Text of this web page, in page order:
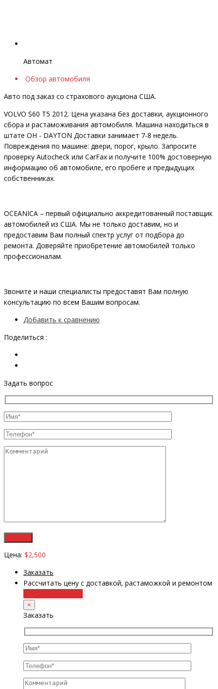
Автомат
Обзор автомобиля
Авто под заказ со страхового аукциона США.
VOLVO S60 T5 2012. Цена указана без доставки, аукционного
сбора и растаможивания автомобиля. Машина находиться в
штате OH - DAYTON Доставки занимает 7-8 недель.
Повреждения по машине: двери, порог, крыло. Запросите
проверку Autocheck или CarFax и получите 100% достоверную
информацию об автомобиле, его пробеге и предыдущих
собственниках.
OCEANIСA – первый официально аккредитованный поставщик
автомобилей из США. Мы не только доставим, но и
предоставим Вам полный спектр услуг от подбора до
ремонта. Доверяйте приобретение автомобилей только
профессионалам.
Звоните и наши специалисты предоставят Вам полную
консультацию по всем Вашим вопросам.
Добавить к сравнению
Поделиться :
Задать вопрос
Цена: $2,500
Заказать
Рассчитать цену с доставкой, растаможкой и ремонтом
×
Заказать